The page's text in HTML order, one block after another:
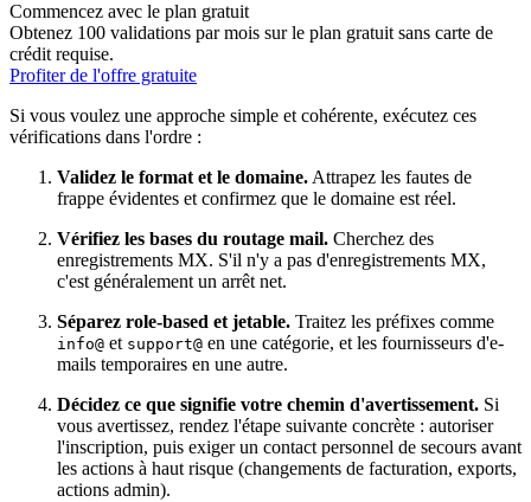
Commencez avec le plan gratuit
Obtenez 100 validations par mois sur le plan gratuit sans carte de
crédit requise.
Profiter de l'offre gratuite
Si vous voulez une approche simple et cohérente, exécutez ces
vérifications dans l'ordre :
Validez le format et le domaine. Attrapez les fautes de
frappe évidentes et confirmez que le domaine est réel.
Vérifiez les bases du routage mail. Cherchez des
enregistrements MX. S'il n'y a pas d'enregistrements MX,
c'est généralement un arrêt net.
Séparez role-based et jetable. Traitez les préfixes comme
info@ et support@ en une catégorie, et les fournisseurs d'e-
mails temporaires en une autre.
Décidez ce que signifie votre chemin d'avertissement. Si
vous avertissez, rendez l'étape suivante concrète : autoriser
l'inscription, puis exiger un contact personnel de secours avant
les actions à haut risque (changements de facturation, exports,
actions admin).